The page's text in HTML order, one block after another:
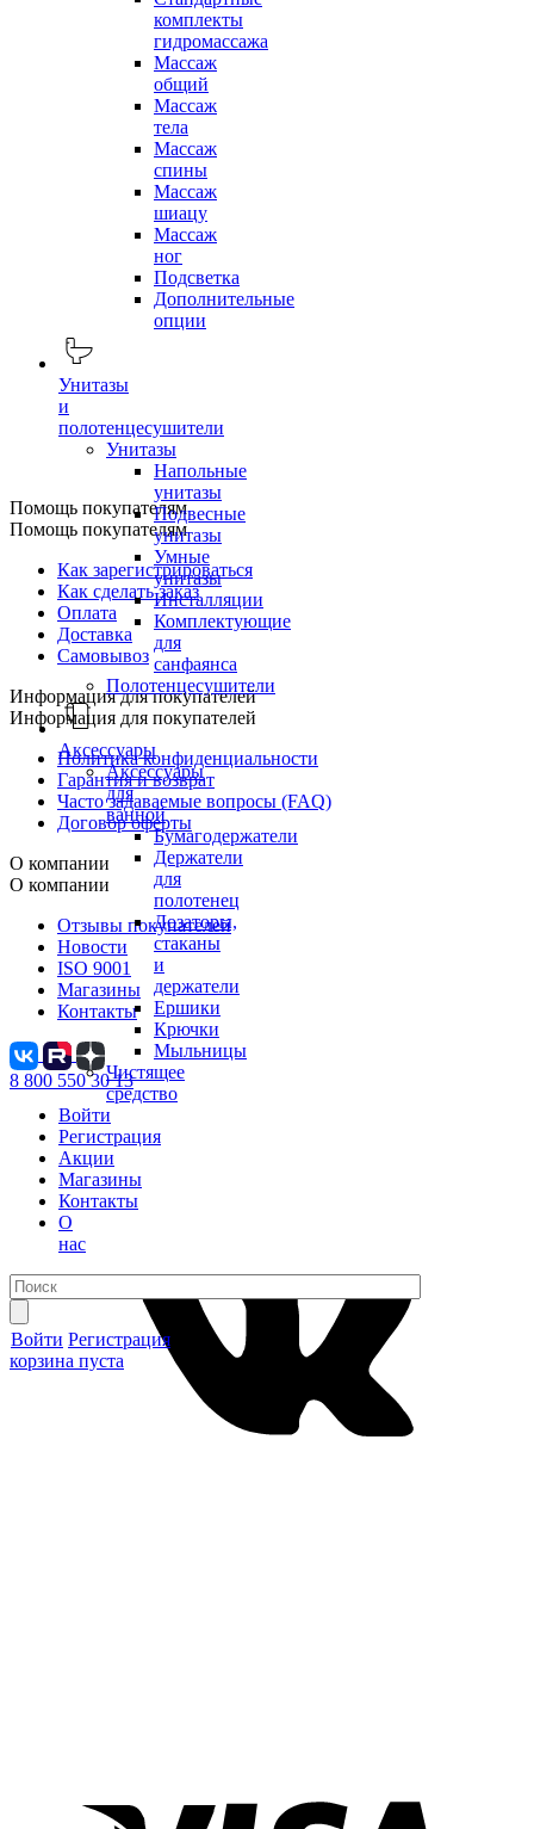
комплекты
гидромассажа
Массаж
общий
Массаж
тела
Массаж
спины
Массаж
шиацу
Массаж
ног
Подсветка
Дополнительные
опции
Унитазы
и
полотенцесушители
Унитазы
Напольные
унитазы
Подвесные
унитазы
Умные
унитазы
Инсталляции
Комплектующие
для
санфаянса
Полотенцесушители
Аксессуары
Аксессуары
для
ванной
Бумагодержатели
Держатели
для
полотенец
Дозаторы,
стаканы
и
держатели
Ершики
Крючки
Мыльницы
Чистящее
средство
Войти
Регистрация
Акции
Магазины
Контакты
О
нас
Войти Регистрация
корзина пуста
Помощь покупателям
Помощь покупателям
Как зарегистрироваться
Как сделать заказ
Оплата
Доставка
Самовывоз
Информация для покупателей
Информация для покупателей
Политика конфиденциальности
Гарантия и возврат
Часто задаваемые вопросы (FAQ)
Договор оферты
О компании
О компании
Отзывы покупателей
Новости
ISO 9001
Магазины
Контакты
8 800 550 30 13